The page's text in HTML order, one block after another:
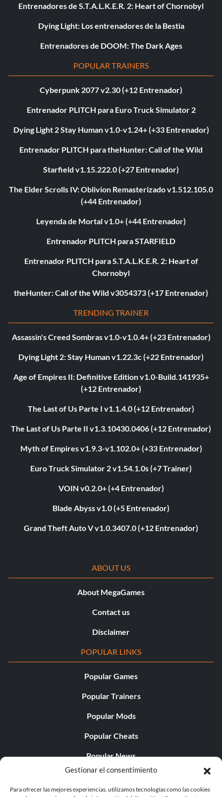
Gestionar el consentimiento
Para ofrecer las mejores experiencias, utilizamos tecnologías como las cookies
Entrenadores de S.T.A.L.K.E.R. 2: Heart of Chornobyl
Dying Light: Los entrenadores de la Bestia
Entrenadores de DOOM: The Dark Ages
POPULAR TRAINERS
Cyberpunk 2077 v2.30 (+12 Entrenador)
Entrenador PLITCH para Euro Truck Simulator 2
Dying Light 2 Stay Human v1.0-v1.24+ (+33 Entrenador)
Entrenador PLITCH para theHunter: Call of the Wild
Starfield v1.15.222.0 (+27 Entrenador)
The Elder Scrolls IV: Oblivion Remasterizado v1.512.105.0
(+44 Entrenador)
Leyenda de Mortal v1.0+ (+44 Entrenador)
Entrenador PLITCH para STARFIELD
Entrenador PLITCH para S.T.A.L.K.E.R. 2: Heart of
Chornobyl
theHunter: Call of the Wild v3054373 (+17 Entrenador)
TRENDING TRAINER
Assassin's Creed Sombras v1.0-v1.0.4+ (+23 Entrenador)
Dying Light 2: Stay Human v1.22.3c (+22 Entrenador)
Age of Empires II: Definitive Edition v1.0-Build.141935+
(+12 Entrenador)
The Last of Us Parte I v1.1.4.0 (+12 Entrenador)
The Last of Us Parte II v1.3.10430.0406 (+12 Entrenador)
Myth of Empires v1.9.3-v1.102.0+ (+33 Entrenador)
Euro Truck Simulator 2 v1.54.1.0s (+7 Trainer)
VOIN v0.2.0+ (+4 Entrenador)
Blade Abyss v1.0 (+5 Entrenador)
Grand Theft Auto V v1.0.3407.0 (+12 Entrenador)
ABOUT US
About MegaGames
Contact us
Disclaimer
POPULAR LINKS
Popular Games
Popular Trainers
Popular Mods
Popular Cheats
Popular News
Popular Editorials